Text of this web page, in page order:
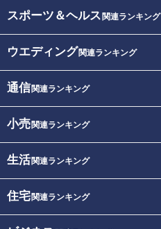
スポーツ＆ヘルス 関連ランキング
ウエディング関連ランキング
通信関連ランキング
小売関連ランキング
生活関連ランキング
住宅関連ランキング